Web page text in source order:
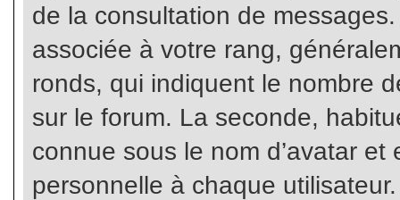
de la consultation de
associée à votre rang,
ronds, qui indiquent le nombre
sur le forum. La seconde,
connue sous le nom d’avatar
personnelle à chaque